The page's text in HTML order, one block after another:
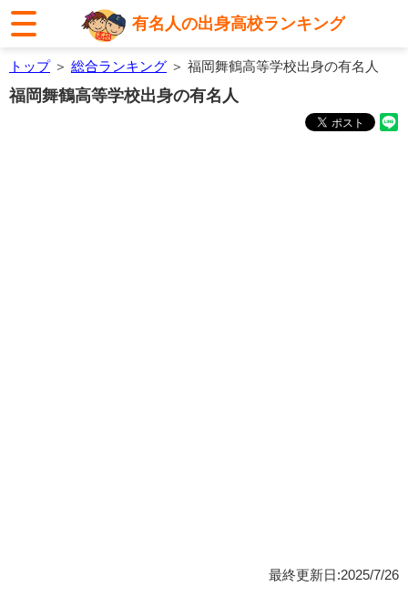
有名人の出身高校ランキング
トップ＞ 総合ランキング ＞ 福岡舞鶴高等学校出身の有名人
福岡舞鶴高等学校出身の有名人
最終更新日:2025/7/26